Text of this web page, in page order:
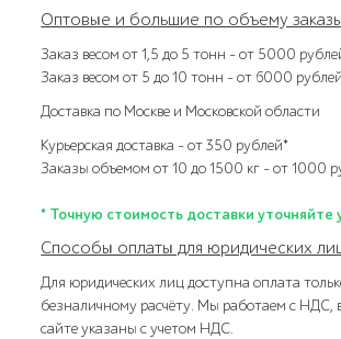
Оптовые и большие по объему
Заказ весом от 1,5 до 5 тонн – от 5000
Заказ весом от 5 до 10 тонн – от 6000 рублей
Доставка по Москве и Московской области
Курьерская доставка – от 350 рублей*
Заказы объемом от 10 до 1500 кг – от 1000
* Точную стоимость доставки
Способы оплаты для юридических
Для юридических лиц доступна оплата
безналичному расчёту. Мы работаем с НДС,
сайте указаны с учетом НДС.